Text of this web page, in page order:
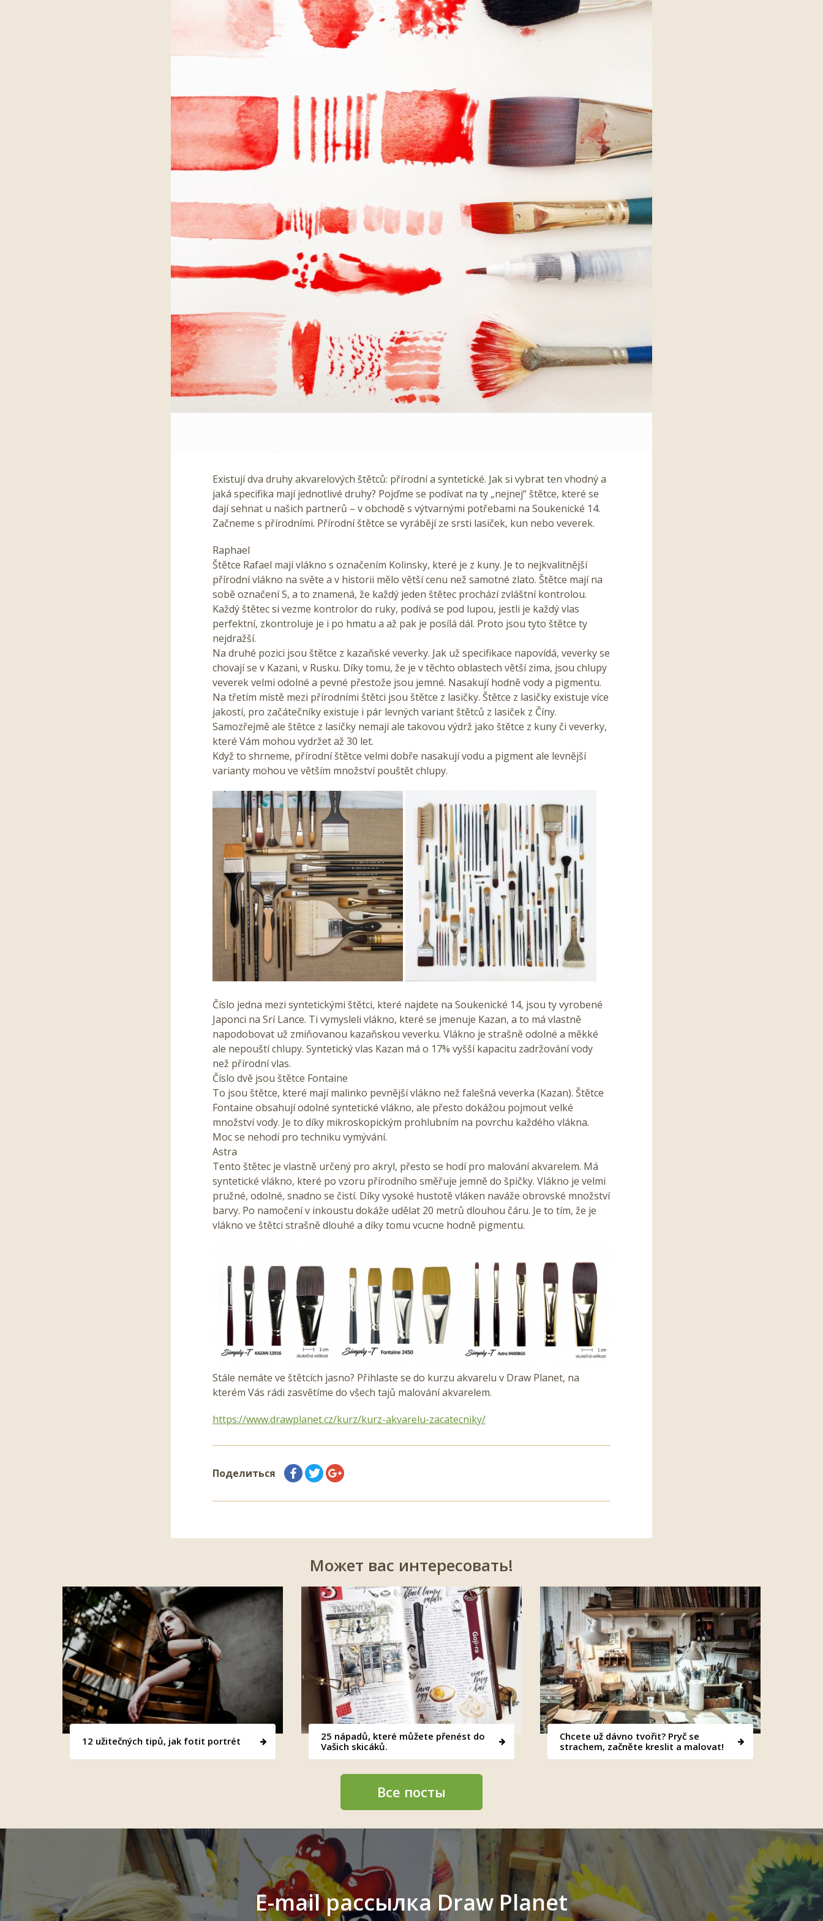
Existují dva druhy akvarelových štětců: přírodní a syntetické. Jak si vybrat ten vhodný a
jaká specifika mají jednotlivé druhy? Pojďme se podívat na ty „nejnej“ štětce, které se
dají sehnat u našich partnerů – v obchodě s výtvarnými potřebami na Soukenické 14.
Začneme s přírodními. Přírodní štětce se vyrábějí ze srsti lasiček, kun nebo veverek.
Raphael
Štětce Rafael mají vlákno s označením Kolinsky, které je z kuny. Je to nejkvalitnější
přírodní vlákno na světe a v historii mělo větší cenu než samotné zlato. Štětce mají na
sobě označení S, a to znamená, že každý jeden štětec prochází zvláštní kontrolou.
Každý štětec si vezme kontrolor do ruky, podívá se pod lupou, jestli je každý vlas
perfektní, zkontroluje je i po hmatu a až pak je posílá dál. Proto jsou tyto štětce ty
nejdražší.
Na druhé pozici jsou štětce z kazaňské veverky. Jak už specifikace napovídá, veverky se
chovají se v Kazani, v Rusku. Díky tomu, že je v těchto oblastech větší zima, jsou chlupy
veverek velmi odolné a pevné přestože jsou jemné. Nasakují hodně vody a pigmentu.
Na třetím místě mezi přírodními štětci jsou štětce z lasičky. Štětce z lasičky existuje více
jakostí, pro začátečníky existuje i pár levných variant štětců z lasiček z Číny.
Samozřejmě ale štětce z lasičky nemají ale takovou výdrž jako štětce z kuny či veverky,
které Vám mohou vydržet až 30 let.
Když to shrneme, přírodní štětce velmi dobře nasakují vodu a pigment ale levnější
varianty mohou ve větším množství pouštět chlupy.
Číslo jedna mezi syntetickými štětci, které najdete na Soukenické 14, jsou ty vyrobené
Japonci na Srí Lance. Ti vymysleli vlákno, které se jmenuje Kazan, a to má vlastně
napodobovat už zmiňovanou kazaňskou veverku. Vlákno je strašně odolné a měkké
ale nepouští chlupy. Syntetický vlas Kazan má o 17% vyšší kapacitu zadržování vody
než přírodní vlas.
Číslo dvě jsou štětce Fontaine
To jsou štětce, které mají malinko pevnější vlákno než falešná veverka (Kazan). Štětce
Fontaine obsahují odolné syntetické vlákno, ale přesto dokážou pojmout velké
množství vody. Je to díky mikroskopickým prohlubním na povrchu každého vlákna.
Moc se nehodí pro techniku vymývání.
Astra
Tento štětec je vlastně určený pro akryl, přesto se hodí pro malování akvarelem. Má
syntetické vlákno, které po vzoru přírodního směřuje jemně do špičky. Vlákno je velmi
pružné, odolné, snadno se čistí. Díky vysoké hustotě vláken naváže obrovské množství
barvy. Po namočení v inkoustu dokáže udělat 20 metrů dlouhou čáru. Je to tím, že je
vlákno ve štětci strašně dlouhé a díky tomu vcucne hodně pigmentu.
Stále nemáte ve štětcích jasno? Přihlaste se do kurzu akvarelu v Draw Planet, na
kterém Vás rádi zasvětíme do všech tajů malování akvarelem.
https://www.drawplanet.cz/kurz/kurz-akvarelu-zacatecniky/
Поделиться
Может вас интересовать!
12 užitečných tipů, jak fotit portrét
25 nápadů, které můžete přenést do
Vašich skicáků.
Chcete už dávno tvořit? Pryč se
strachem, začněte kreslit a malovat!
Все посты
E-mail рассылка Draw Planet